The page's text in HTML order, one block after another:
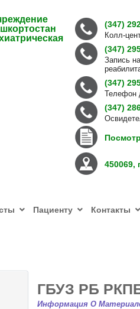
(347)
Колл-
(347)
Запись
(347)
Телефон
(347)
450069,
Пациенту Контакты
ГБУЗ РБ РКПБ
Информация О